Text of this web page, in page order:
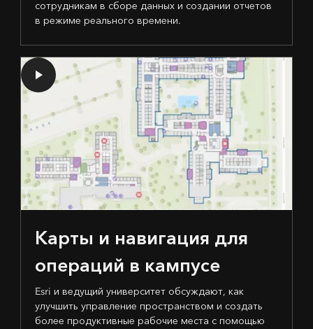
сотрудникам в сборе данных и создании отчетов
в режиме реального времени.
Карты и навигация для
операций в кампусе
Esri и ведущий университет обсуждают, как
улучшить управление пространством и создать
более продуктивные рабочие места с помощью